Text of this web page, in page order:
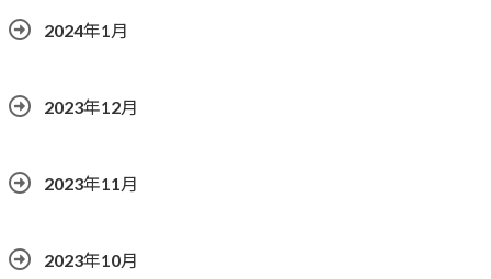
2024年1月
2023年12月
2023年11月
2023年10月